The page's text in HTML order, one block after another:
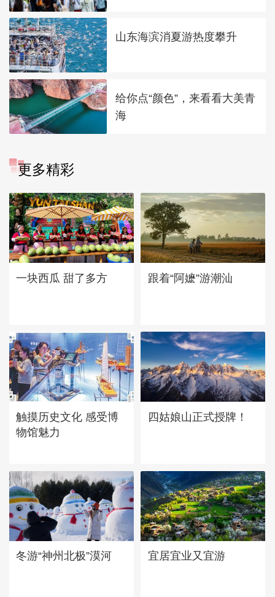
山东海滨消夏游热度攀升
给你点“颜色”，来看看大美青
海
更多精彩
一块西瓜 甜了多方 跟着“阿嬷”游潮汕
触摸历史文化 感受博
物馆魅力
四姑娘山正式授牌！
冬游“神州北极”漠河 宜居宜业又宜游